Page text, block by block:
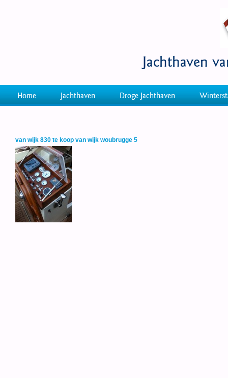
Jachthaven
Home Jachthaven Droge Jachthaven
van wijk 830 te koop van wijk woubrugge 5